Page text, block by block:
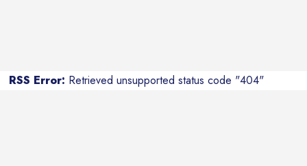
RSS Error: Retrieved unsupported status code "404"